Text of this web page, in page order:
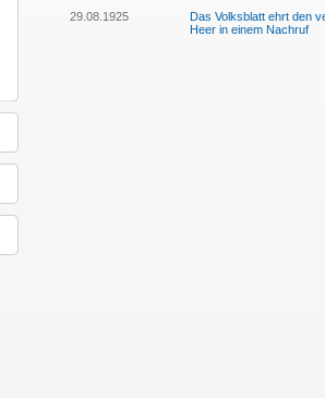
29.08.1925
Das Volksblatt ehrt den
Heer in einem Nachruf